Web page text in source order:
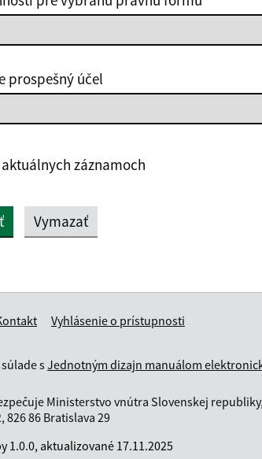
prospešný účel
aktuálnych záznamoch
Vymazať
Vyhlásenie o prístupnosti
sJednotným dizajn manuálom
Ministerstvo vnútra Slovenskej
826 86 Bratislava 29
1.0.0, aktualizované 17.11.2025